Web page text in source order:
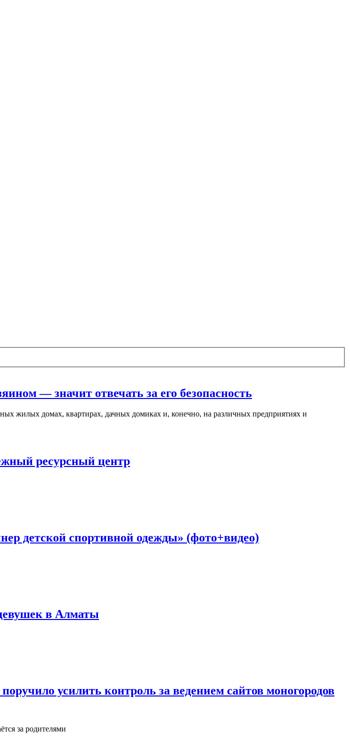
— значит отвечать за его безопасность
жилых домах, квартирах, дачных домиках и, конечно, на различных предприятиях и
ресурсный центр
детской спортивной одежды» (фото+видео)
в Алматы
усилить контроль за ведением сайтов моногородов
за родителями